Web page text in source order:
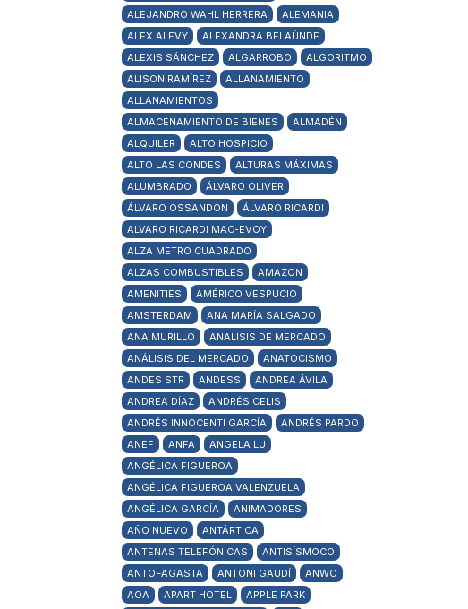
ALEJANDRO WAHL HERRERA
ALEMANIA
ALEX ALEVY
ALEXANDRA BELAÚNDE
ALEXIS SÁNCHEZ
ALGARROBO
ALGORITMO
ALISON RAMÍREZ
ALLANAMIENTO
ALLANAMIENTOS
ALMACENAMIENTO DE BIENES
ALMADÉN
ALQUILER
ALTO HOSPICIO
ALTO LAS CONDES
ALTURAS MÁXIMAS
ALUMBRADO
ÁLVARO OLIVER
ÁLVARO OSSANDÓN
ÁLVARO RICARDI
ALVARO RICARDI MAC-EVOY
ALZA METRO CUADRADO
ALZAS COMBUSTIBLES
AMAZON
AMENITIES
AMÉRICO VESPUCIO
AMSTERDAM
ANA MARÍA SALGADO
ANA MURILLO
ANALISIS DE MERCADO
ANÁLISIS DEL MERCADO
ANATOCISMO
ANDES STR
ANDESS
ANDREA ÁVILA
ANDREA DÍAZ
ANDRÉS CELIS
ANDRÉS INNOCENTI GARCÍA
ANDRÉS PARDO
ANEF
ANFA
ANGELA LU
ANGÉLICA FIGUEROA
ANGÉLICA FIGUEROA VALENZUELA
ANGÉLICA GARCÍA
ANIMADORES
AÑO NUEVO
ANTÁRTICA
ANTENAS TELEFÓNICAS
ANTISÍSMOCO
ANTOFAGASTA
ANTONI GAUDÍ
ANWO
AOA
APART HOTEL
APPLE PARK